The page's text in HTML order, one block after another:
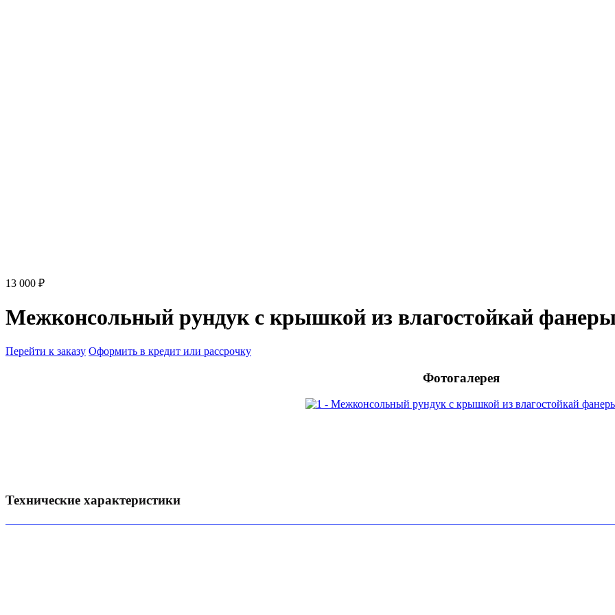
13 000 ₽
Межконсольный рундук с крышкой из влагостойкай
Перейти к заказу Оформить в кредит или рассрочку
Фотогалерея
Технические характеристики